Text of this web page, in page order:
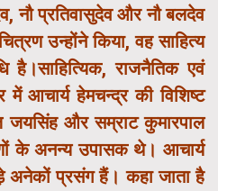
नौ प्रतिवासुदेव और नौ बलदेव
उन्होंने किया, वह साहित्य
है।साहित्यिक, राजनैतिक एवं
में आचार्य हेमचन्द्र की विशिष्ट
जयसिंह और सम्राट कुमारपाल
के अनन्य उपासक थे। आचार्य
प्रसंग हैं। कहा जाता है